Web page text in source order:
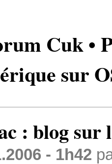
Cuk •
sur
: blog sur
- 1h42